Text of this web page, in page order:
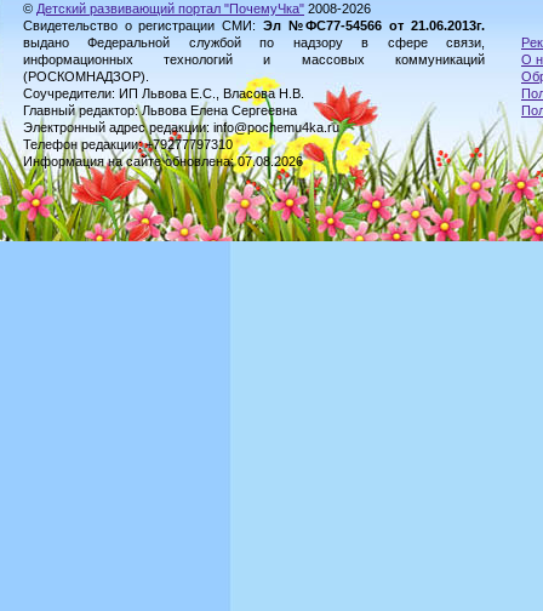
© Детский развивающий портал "ПочемуЧка" 2008-2026
Свидетельство о регистрации СМИ: Эл №ФС77-54566 от 21.06.2013г.
выдано Федеральной службой по надзору в сфере связи,
информационных технологий и массовых коммуникаций
(РОСКОМНАДЗОР).
Соучредители: ИП Львова Е.С., Власова Н.В.
Главный редактор: Львова Елена Сергеевна
Электронный адрес редакции: info@pochemu4ka.ru
Телефон редакции: +79277797310
Информация на сайте обновлена: 07.08.2026
О